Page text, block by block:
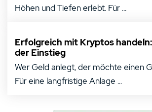
Höhen und Tiefen erlebt. Für ...
Erfolgreich mit Kryptos
der Einstieg
Wer Geld anlegt, der möchte einen
Für eine langfristige Anlage ...